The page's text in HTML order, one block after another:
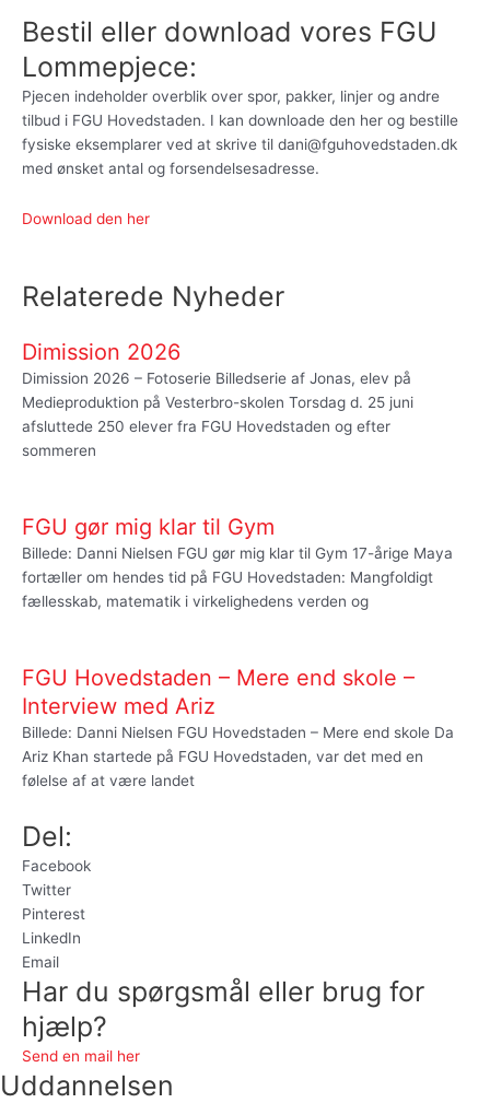
Bestil eller download vores FGU
Lommepjece:
Pjecen indeholder overblik over spor, pakker, linjer og andre
tilbud i FGU Hovedstaden. I kan downloade den her og bestille
fysiske eksemplarer ved at skrive til dani@fguhovedstaden.dk
med ønsket antal og forsendelsesadresse.
Download den her
Relaterede Nyheder
Dimission 2026
Dimission 2026 – Fotoserie Billedserie af Jonas, elev på
Medieproduktion på Vesterbro-skolen Torsdag d. 25 juni
afsluttede 250 elever fra FGU Hovedstaden og efter
sommeren
FGU gør mig klar til Gym
Billede: Danni Nielsen FGU gør mig klar til Gym 17-årige Maya
fortæller om hendes tid på FGU Hovedstaden: Mangfoldigt
fællesskab, matematik i virkelighedens verden og
FGU Hovedstaden – Mere end skole –
Interview med Ariz
Billede: Danni Nielsen FGU Hovedstaden – Mere end skole Da
Ariz Khan startede på FGU Hovedstaden, var det med en
følelse af at være landet
Del:
Facebook
Twitter
Pinterest
LinkedIn
Email
Har du spørgsmål eller brug for
hjælp?
Send en mail her
Uddannelsen